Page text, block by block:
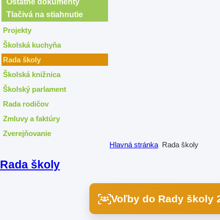
Ostatné dokumenty
Tlačivá na stiahnutie
Projekty
Školská kuchyňa
Rada školy
Školská knižnica
Školský parlament
Rada rodičov
Zmluvy a faktúry
Zverejňovanie
Hlavná stránka Rada školy
Rada školy
Voľby do Rady školy